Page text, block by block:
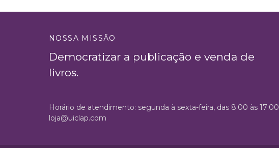
NOSSA MISSÃO
Democratizar a publicação e venda de
livros.
Horário de atendimento: segunda à sexta-feira, das 8:00 às 17:00
loja@uiclap.com